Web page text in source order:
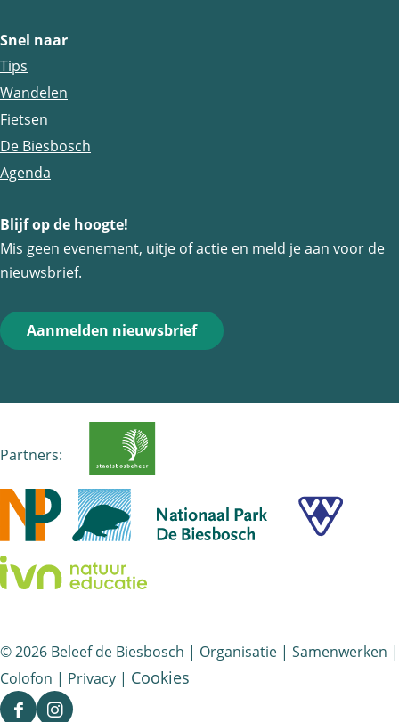
Snel naar
Tips
Wandelen
Fietsen
De Biesbosch
Agenda
Blijf op de hoogte!
Mis geen evenement, uitje of actie en meld je aan voor de
nieuwsbrief.
Aanmelden nieuwsbrief
Partners:
© 2026 Beleef de Biesbosch | Organisatie | Samenwerken |
Colofon | Privacy | Cookies